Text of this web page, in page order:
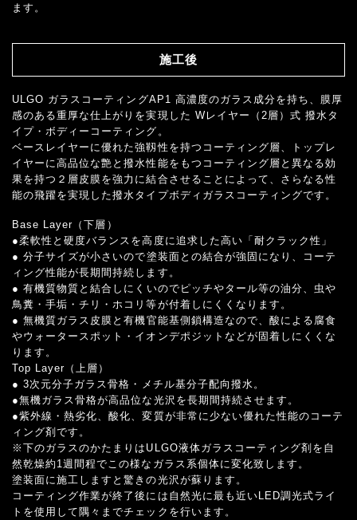
ます。
施工後
ULGO ガラスコーティングAP1 高濃度のガラス成分を持ち、膜厚
感のある重厚な仕上がりを実現した Wレイヤー（2層）式 撥水タ
イプ・ボディーコーティング。
ベースレイヤーに優れた強靱性を持つコーティング層、トップレ
イヤーに高品位な艶と撥水性能をもつコーティング層と異なる効
果を持つ２層皮膜を強力に結合させることによって、さらなる性
能の飛躍を実現した撥水タイプボディガラスコーティングです。
Base Layer（下層）
●柔軟性と硬度バランスを高度に追求した高い「耐クラック性」
● 分子サイズが小さいので塗装面との結合が強固になり、コーテ
ィング性能が長期間持続します。
● 有機質物質と結合しにくいのでピッチやタール等の油分、虫や
鳥糞・手垢・チリ・ホコリ等が付着しにくくなります。
● 無機質ガラス皮膜と有機官能基側鎖構造なので、酸による腐食
やウォータースポット・イオンデポジットなどが固着しにくくな
ります。
Top Layer（上層）
● 3次元分子ガラス骨格・メチル基分子配向撥水。
●無機ガラス骨格が高品位な光沢を長期間持続させます。
●紫外線・熱劣化、酸化、変質が非常に少ない優れた性能のコーテ
ィング剤です。
※下のガラスのかたまりはULGO液体ガラスコーティング剤を自
然乾燥約1週間程でこの様なガラス系個体に変化致します。
塗装面に施工しますと驚きの光沢が蘇ります。
コーティング作業が終了後には自然光に最も近いLED調光式ライ
トを使用して隅々までチェックを行います。